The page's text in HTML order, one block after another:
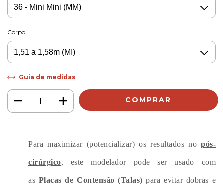
Corpo
Guia de medidas
Para maximizar (potencializar) os resultados no pós-
cirúrgico, este modelador pode ser usado com
as Placas de Contensão (Talas) para evitar dobras e